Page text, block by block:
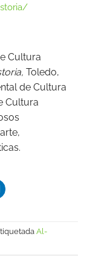
Cultura
Toledo,
de Cultura
Cultura
Al-